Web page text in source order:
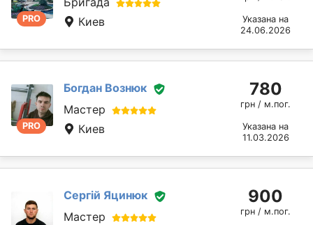
PRO
Киев
Указана на
24.06.2026
PRO
Богдан Вознюк
Мастер
Киев
780
грн / м.пог.
Указана на
11.03.2026
Сергій Яцинюк
Мастер
900
грн / м.пог.